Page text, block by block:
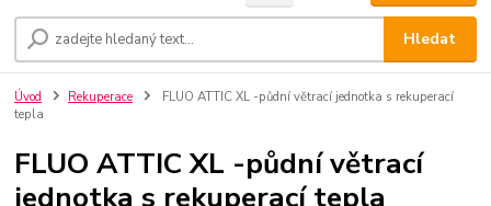
Hledat
Úvod Rekuperace
FLUO ATTIC XL -půdní větrací jednotka s rekuperací
tepla
FLUO ATTIC XL -půdní větrací
jednotka s rekuperací tepla